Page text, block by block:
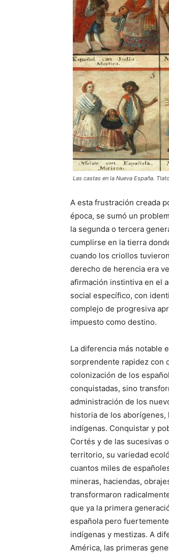
Las castas en la Nueva España.
A esta frustración creada
época, se sumó un
la segunda o tercera
cumplirse en la tierra
cuando los criollos
derecho de herencia era
afirmación instintiva en el
social específico, con
complejo de progresiva
impuesto como destino.
La diferencia más notable
sorprendente rapidez con
colonización de los
conquistadas, sino
administración de los
historia de los aborígenes,
indígenas. Conquistar y
Cortés y de las sucesivas
territorio, su variedad
cuantos miles de
mineras, haciendas,
transformaron
que ya la primera
española pero
indígenas y mestizas. A
América, las primeras